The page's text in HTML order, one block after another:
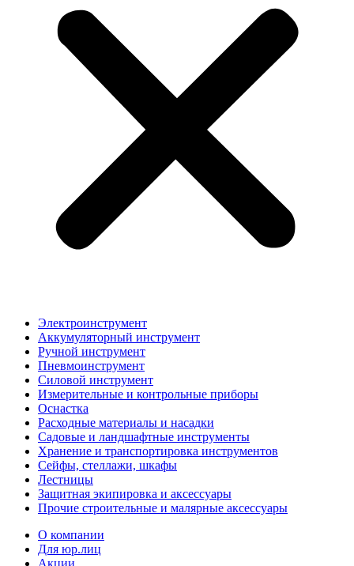
Электроинструмент
Аккумуляторный инструмент
Ручной инструмент
Пневмоинструмент
Силовой инструмент
Измерительные и контрольные приборы
Оснастка
Расходные материалы и насадки
Садовые и ландшафтные инструменты
Хранение и транспортировка инструментов
Сейфы, стеллажи, шкафы
Лестницы
Защитная экипировка и аксессуары
Прочие строительные и малярные аксессуары
О компании
Для юр.лиц
Акции